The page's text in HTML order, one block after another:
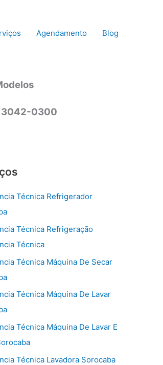
Agendamento Blog
3042-0300
Técnica Refrigerador
Técnica Refrigeração
Técnica
Técnica Máquina De Secar
Técnica Máquina De Lavar
Técnica Máquina De Lavar E
Técnica Lavadora Sorocaba